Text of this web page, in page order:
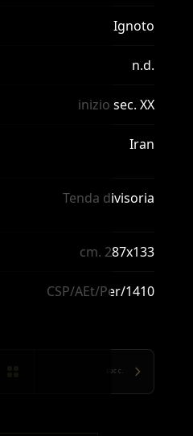
Ignoto
n.d.
inizio sec. XX
Iran
Tenda divisoria
cm. 287x133
CSP/AEt/Per/1410
SUCC.